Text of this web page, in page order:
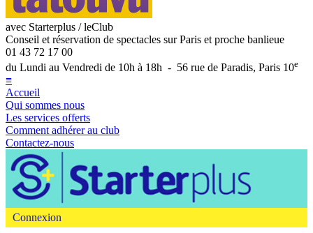
avec Starterplus / leClub
Conseil et réservation de spectacles sur Paris et proche banlieue
01 43 72 17 00
du Lundi au Vendredi de 10h à 18h - 56 rue de Paradis, Paris 10e
≡
Accueil
Qui sommes nous
Les services offerts
Comment adhérer au club
Contactez-nous
Connexion